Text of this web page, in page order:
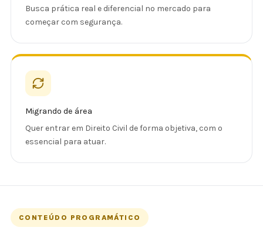
Busca prática real e diferencial no mercado para
começar com segurança.
Migrando de área
Quer entrar em Direito Civil de forma objetiva, com o
essencial para atuar.
CONTEÚDO PROGRAMÁTICO